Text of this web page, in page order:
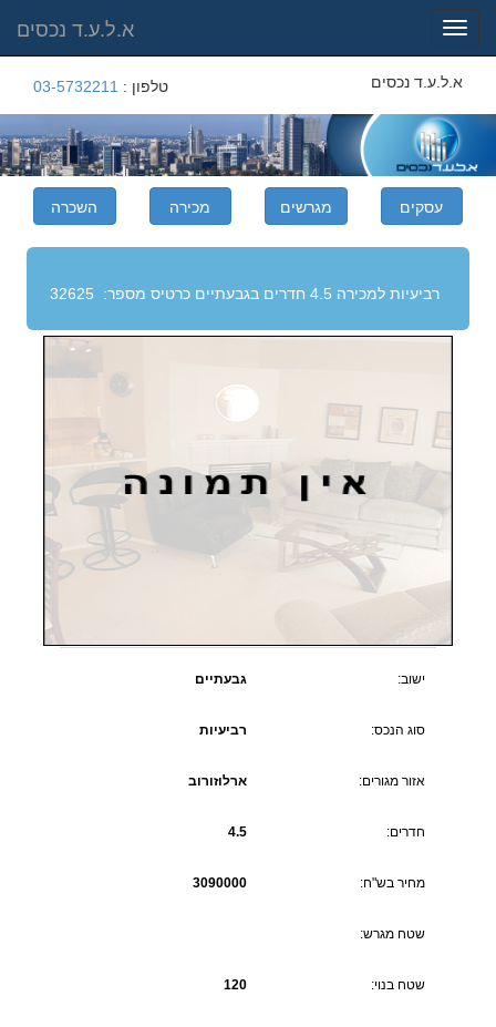
Toggle
navigation
א.ל.ע.ד נכסים
טלפון : 03-5732211 א.ל.ע.ד נכסים
רביעיות למכירה 4.5 חדרים בגבעתיים כרטיס מספר: 32625
ישוב: גבעתיים
סוג הנכס: רביעיות
אזור מגורים: ארלוזורוב
חדרים: 4.5
מחיר בש"ח: 3090000
שטח מגרש:
שטח בנוי: 120